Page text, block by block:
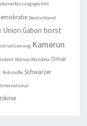
Deutschland
Union Gabon horst
Kamerun
Nelson Mandela Omar
Rohstoffe Schwarzer
International